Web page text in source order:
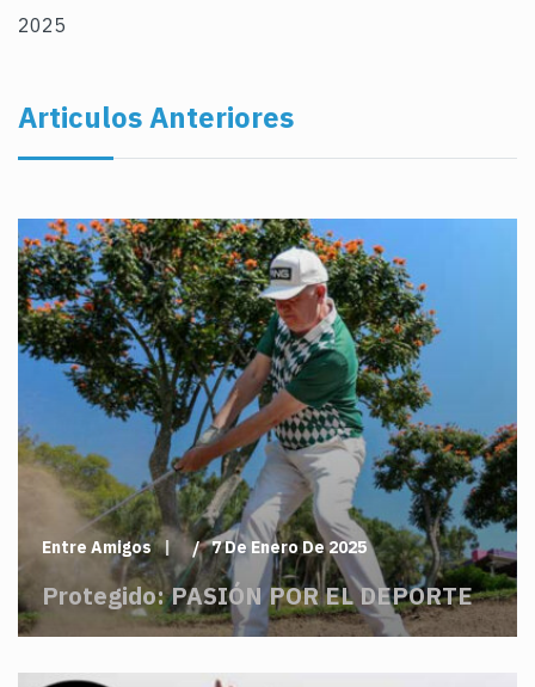
2025
Articulos Anteriores
Entre Amigos 7 De Enero De 2025
Protegido: PASIÓN POR EL DEPORTE